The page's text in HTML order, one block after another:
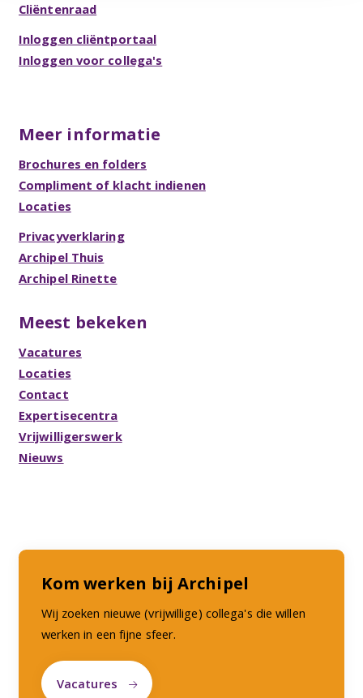
Cliëntenraad
Inloggen cliëntportaal
Inloggen voor collega's
Meer informatie
Brochures en folders
Compliment of klacht indienen
Locaties
Privacyverklaring
Archipel Thuis
Archipel Rinette
Meest bekeken
Vacatures
Locaties
Contact
Expertisecentra
Vrijwilligerswerk
Nieuws
Kom werken bij Archipel
Wij zoeken nieuwe (vrijwillige) collega's die willen
werken in een fijne sfeer.
Vacatures